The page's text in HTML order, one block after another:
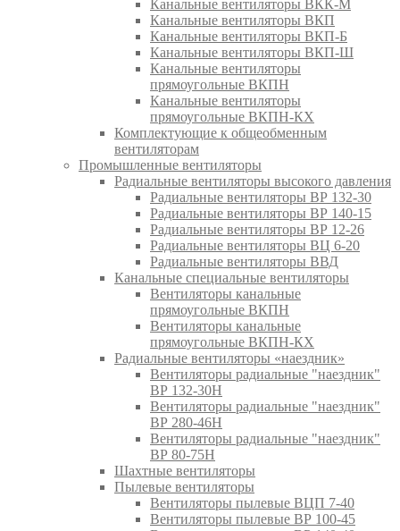
Канальные вентиляторы ВКК-М
Канальные вентиляторы ВКП
Канальные вентиляторы ВКП-Б
Канальные вентиляторы ВКП-Ш
Канальные вентиляторы
прямоугольные ВКПН
Канальные вентиляторы
прямоугольные ВКПН-КХ
Комплектующие к общеобменным
вентиляторам
Промышленные вентиляторы
Радиальные вентиляторы высокого давления
Радиальные вентиляторы ВР 132-30
Радиальные вентиляторы ВР 140-15
Радиальные вентиляторы ВР 12-26
Радиальные вентиляторы ВЦ 6-20
Радиальные вентиляторы ВВД
Канальные специальные вентиляторы
Вентиляторы канальные
прямоугольные ВКПН
Вентиляторы канальные
прямоугольные ВКПН-КХ
Радиальные вентиляторы «наездник»
Вентиляторы радиальные "наездник"
ВР 132-30Н
Вентиляторы радиальные "наездник"
ВР 280-46Н
Вентиляторы радиальные "наездник"
ВР 80-75Н
Шахтные вентиляторы
Пылевые вентиляторы
Вентиляторы пылевые ВЦП 7-40
Вентиляторы пылевые ВР 100-45